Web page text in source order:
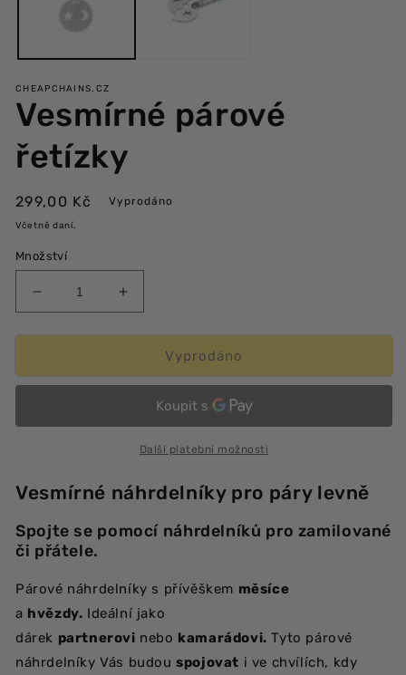
CHEAPCHAINS.CZ
Vesmírné párové
řetízky
Běžná
cena
299,00 Kč Vyprodáno
Včetně daní.
Množství
množství
produktu
párové
Zvýšit
množství
produktu
Vesmírné
párové
Vyprodáno
Další platební možnosti
Vesmírné náhrdelníky pro páry levně
Spojte se pomocí náhrdelníků pro zamilované
či přátele.
Párové náhrdelníky s přívěškem měsíce
a hvězdy. Ideální jako
dárek partnerovi nebo kamarádovi. Tyto párové
náhrdelníky Vás budou spojovat i ve chvílích, kdy